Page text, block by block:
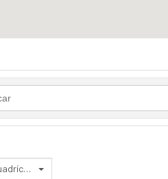
Vista: Cuadrícula 3